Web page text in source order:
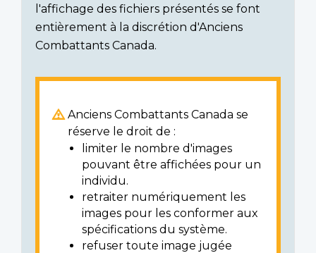
l'affichage des fichiers présentés se font
entièrement à la discrétion d'Anciens
Combattants Canada.
Anciens Combattants Canada se
réserve le droit de :
limiter le nombre d'images
pouvant être affichées pour un
individu.
retraiter numériquement les
images pour les conformer aux
spécifications du système.
refuser toute image jugée